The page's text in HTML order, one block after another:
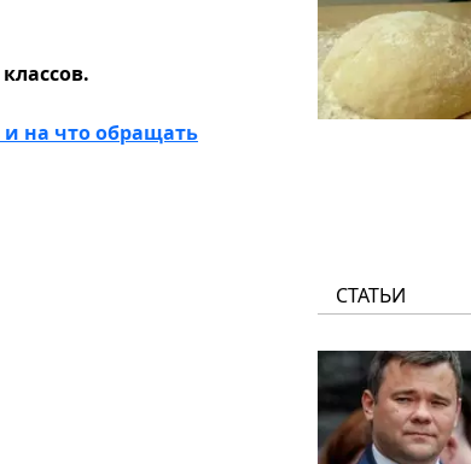
и на что обращать
СТАТЬИ